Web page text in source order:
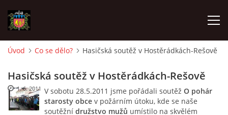
O SBORU
Úvod Co se dělo? Hasičská soutěž v Hostěrádkách-Rešově
Hasičská soutěž v Hostěrádkách-Rešově
V sobotu 28.5.2011 jsme pořádali soutěž O pohár
starosty obce v požárním útoku, kde se naše
soutěžní družstvo mužů umístilo na skvělém
1. 6. 2011